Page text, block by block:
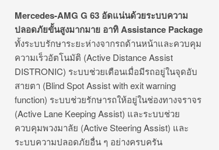
Mercedes-AMG G 63 อัดแน่นด้วยระบบความ
ปลอดภัยขั้นสูงมากมาย อาทิ Assistance Package
ทั้งระบบรักษาระยะห่างจากรถด้านหน้าและควบคุม
ความเร็วอัตโนมัติ (Active Distance Assist
DISTRONIC) ระบบช่วยเตือนเมื่อมีรถอยู่ในจุดอับ
สายตา (Blind Spot Assist with exit warning
function) ระบบช่วยรักษารถให้อยู่ในช่องทางจราจร
(Active Lane Keeping Assist) และระบบช่วย
ควบคุมพวงมาลัย (Active Steering Assist) และ
ระบบความปลอดภัยอื่น ๆ อย่างครบครัน